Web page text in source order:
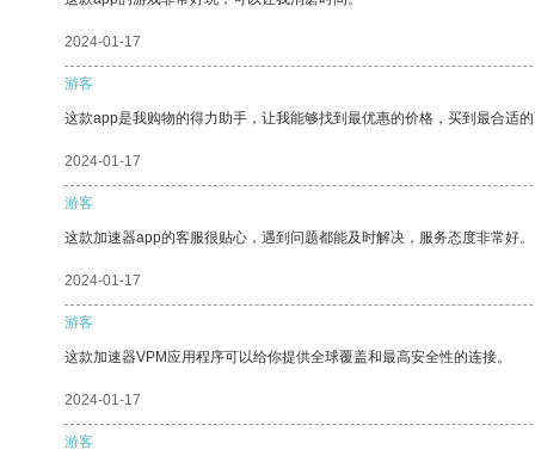
2024-01-17
游客
这款app是我购物的得力助手，让我能够找到最优惠的价格，买到最合适
2024-01-17
游客
这款加速器app的客服很贴心，遇到问题都能及时解决，服务态度非常好。
2024-01-17
游客
这款加速器VPM应用程序可以给你提供全球覆盖和最高安全性的连接。
2024-01-17
游客